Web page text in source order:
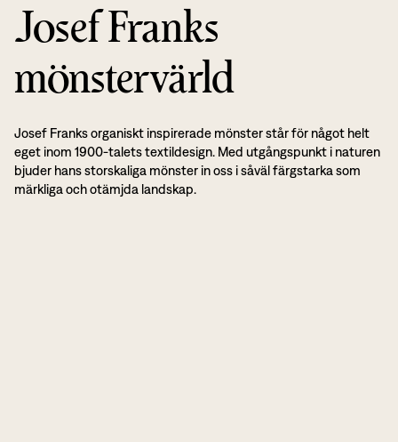
Josef Franks
mönstervärld
Josef Franks organiskt inspirerade mönster står för något helt
eget inom 1900-talets textildesign. Med utgångspunkt i naturen
bjuder hans storskaliga mönster in oss i såväl färgstarka som
märkliga och otämjda landskap.